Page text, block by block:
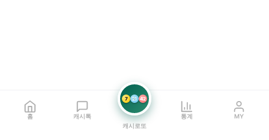
홈 캐시톡
7 21 42
캐시로또
통계 MY